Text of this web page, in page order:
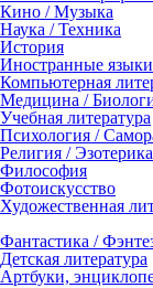
Кино / Музыка
Наука / Техника
История
Иностранные языки
Компьютерная
Медицина /
Учебная литература
Психология /
Религия / Эзотерика
Философия
Фотоискусство
Художественная
Фантастика /
Детская литература
Артбуки,